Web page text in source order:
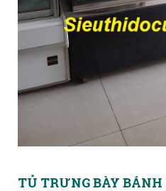
TỦ TRƯNG BÀY